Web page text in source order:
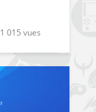
1 015 vues